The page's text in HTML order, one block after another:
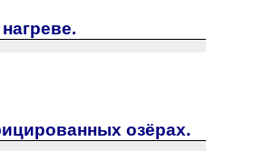
озёрах.